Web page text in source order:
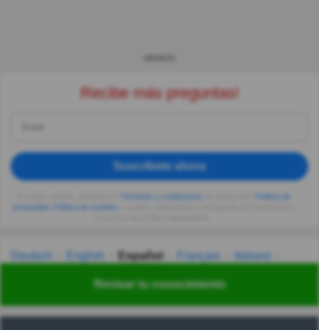
Revisar tu conocimiento
Recibe más preguntas!
Suscríbete ahora
privacidad
Deutsch English Español Français
Italiano
Українська हिन्दी 한국어 汉语